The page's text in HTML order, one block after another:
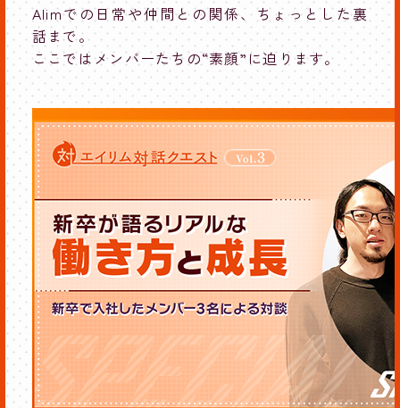
Alimでの日常や仲間との関係、ちょっとした裏
話まで。
ここではメンバーたちの“素顔”に迫ります。